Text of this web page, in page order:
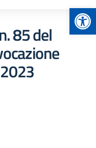
85 del